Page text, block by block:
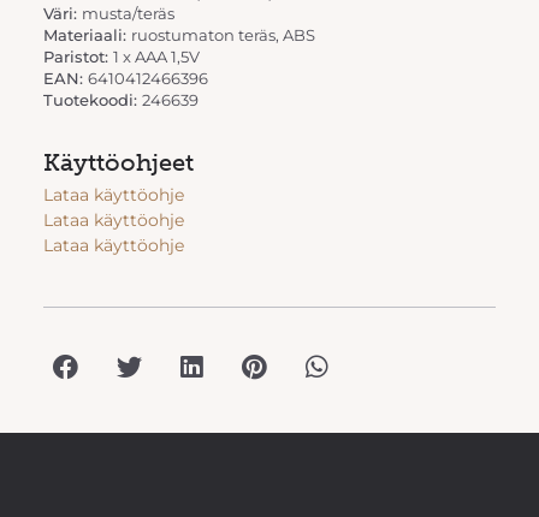
Väri: musta/teräs
Materiaali: ruostumaton teräs, ABS
Paristot: 1 x AAA 1,5V
EAN: 6410412466396
Tuotekoodi: 246639
Käyttöohjeet
Lataa käyttöohje
Lataa käyttöohje
Lataa käyttöohje